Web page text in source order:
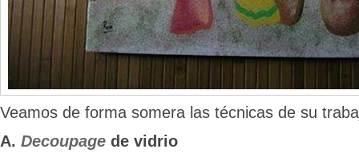
Veamos de forma somera las técnicas de su
A. Decoupage de vidrio